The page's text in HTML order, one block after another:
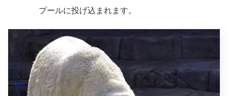
プールに投げ込まれます。